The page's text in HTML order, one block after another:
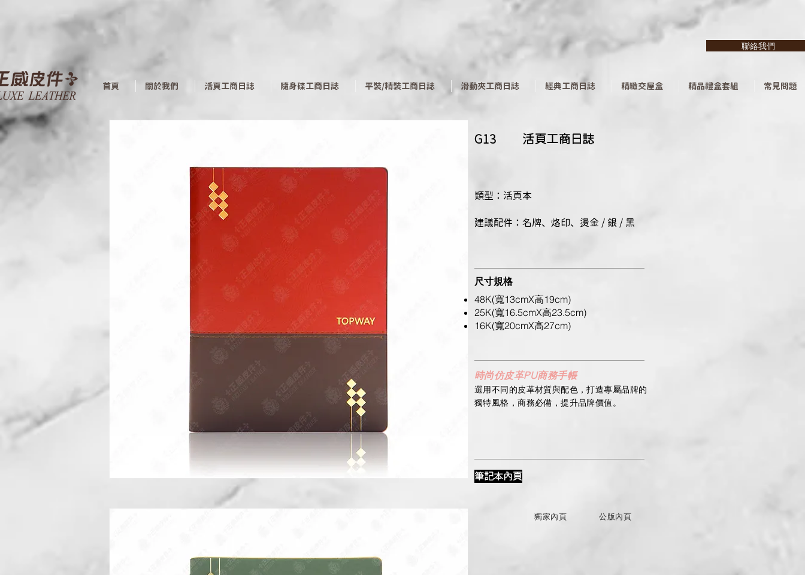
聯絡我們
首頁 關於我們 活頁工商日誌 ​隨身碟工商日誌 平裝/精裝工商日誌 滑動夾工商日誌 經典工商日誌 精緻交屋盒 精品禮盒套組 常見問題
G13 ​活頁工商日誌
類型：活頁本
建議配件：名牌、烙印、燙金 / 銀 / 黑
尺寸規格
48K(寬13cmX高19cm)
25K(寬16.5cmX高23.5cm)
16K(寬20cmX高27cm)
時尚仿皮革PU商務手帳
​選用不同的皮革材質與配色，打造專屬品牌的
獨特風格，商務必備，提升品牌價值。
筆記本內頁
獨家內頁 公版內頁